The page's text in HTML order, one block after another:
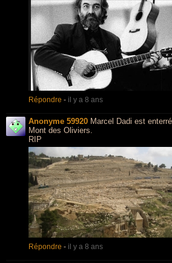
Répondre - il y a 8 ans
Anonyme 59920 Marcel Dadi est
Mont des Oliviers.
RIP
Répondre - il y a 8 ans